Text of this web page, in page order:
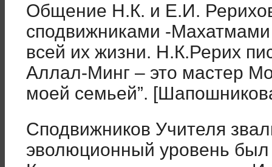
Общение Н.К. и Е.И.
сподвижниками -
всей их жизни. Н.К.Рерих
Аллал-Минг – это мастер
моей семьей”.
Сподвижников Учителя
эволюционный уровень